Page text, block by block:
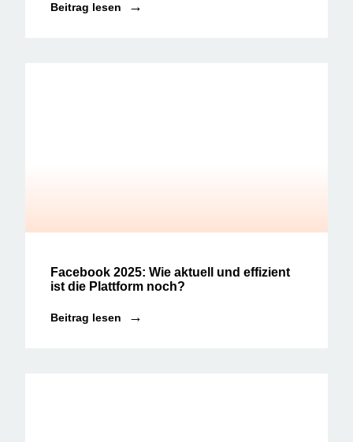
Beitrag lesen
Facebook 2025: Wie aktuell und effizient
ist die Plattform noch?
Beitrag lesen